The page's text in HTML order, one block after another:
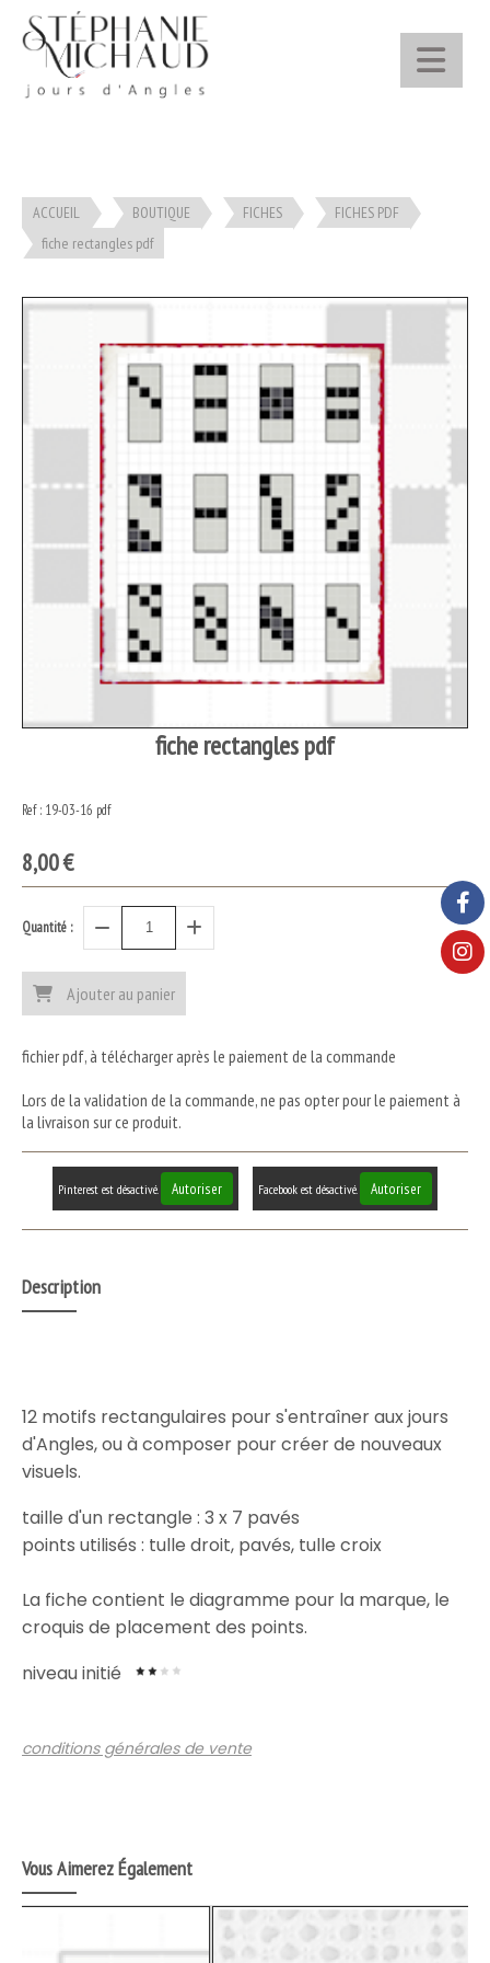
ACCUEIL BOUTIQUE FICHES
FICHES PDF
fiche rectangles pdf
fiche rectangles pdf
Ref : 19-03-16 pdf
8,00€
Quantité :
Ajouter au panier
fichier pdf, à télécharger après le paiement de la commande
Lors de la validation de la commande, ne pas opter pour le paiement à
la livraison sur ce produit.
Pinterest est désactivé. Autoriser Facebook est désactivé. Autoriser
Description
12 motifs rectangulaires pour s'entraîner aux jours
d'Angles, ou à composer pour créer de nouveaux
visuels.
taille d'un rectangle : 3 x 7 pavés
points utilisés : tulle droit, pavés, tulle croix
La fiche contient le diagramme pour la marque, le
croquis de placement des points.
niveau initié
conditions générales de vente
Vous Aimerez Également
Panneau de gestion des cookies